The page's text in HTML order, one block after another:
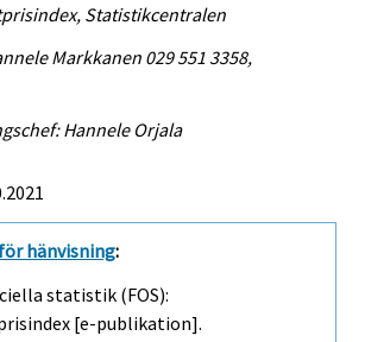
Statistikcentralen
Markkanen 029 551 3358,
Hannele Orjala
hänvisning:
statistik (FOS):
[e-publikation].